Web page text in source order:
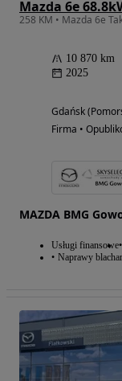
Mazda 6e
258 KM • Mazda 6e
10 870 km
2025
Gdańsk
Firma •
MAZDA BMG
Usługi finansowe
Naprawy